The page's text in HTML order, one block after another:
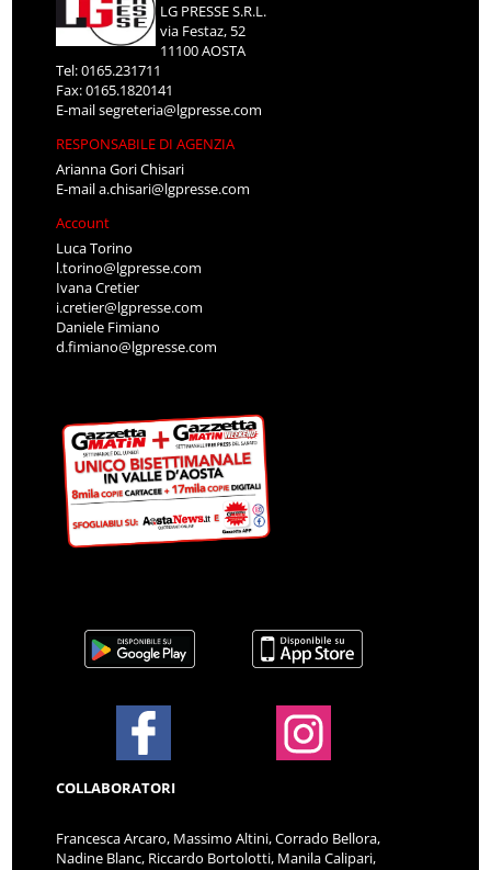
LG PRESSE S.R.L.
via Festaz, 52
11100 AOSTA
Tel: 0165.231711
Fax: 0165.1820141
E-mailsegreteria@lgpresse.com
RESPONSABILE DI AGENZIA
Arianna Gori Chisari
E-maila.chisari@lgpresse.com
Account
Luca Torino
l.torino@lgpresse.com
Ivana Cretier
i.cretier@lgpresse.com
Daniele Fimiano
d.fimiano@lgpresse.com
COLLABORATORI
Francesca Arcaro, Massimo Altini, Corrado Bellora,
Nadine Blanc, Riccardo Bortolotti, Manila Calipari,